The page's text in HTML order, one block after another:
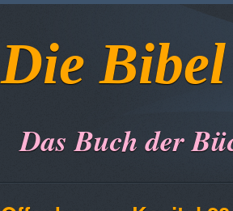
Die Bibel
Das Buch der